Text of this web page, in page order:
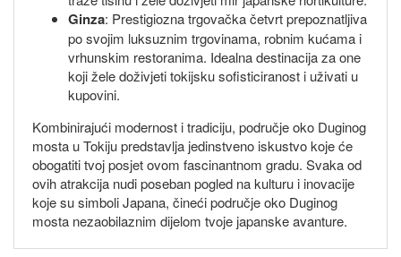
Ginza: Prestigiozna trgovačka četvrt prepoznatljiva
po svojim luksuznim trgovinama, robnim kućama i
vrhunskim restoranima. Idealna destinacija za one
koji žele doživjeti tokijsku sofisticiranost i uživati u
kupovini.
Kombinirajući modernost i tradiciju, područje oko Duginog
mosta u Tokiju predstavlja jedinstveno iskustvo koje će
obogatiti tvoj posjet ovom fascinantnom gradu. Svaka od
ovih atrakcija nudi poseban pogled na kulturu i inovacije
koje su simboli Japana, čineći područje oko Duginog
mosta nezaobilaznim dijelom tvoje japanske avanture.